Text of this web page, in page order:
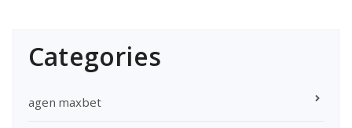
Categories
agen maxbet